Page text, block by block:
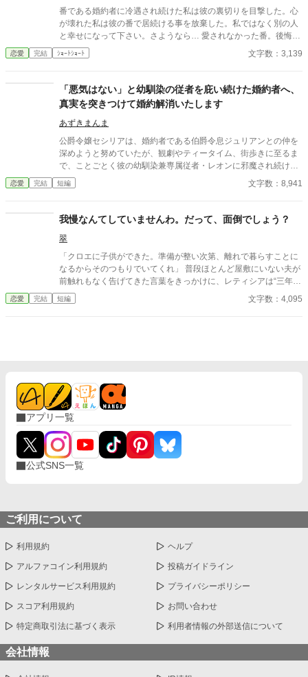
番である婚約者に冷遇され続けた私は彼の裏切りを目撃した。心
が壊れた私は彼の番で居続ける事を放棄した。私ではなく別の人
と幸せになって下さい。さようなら… 愛されなかった番。後悔ざ
まぁ。すれ違いエンド。ゆるゆる設定。 ※沢山のお気に入り＆い
いねをありがとうございます。感謝感謝♡
恋愛 完結 ｼｮｰﾄｼｮｰﾄ 文字数：3,139
「悪気はない」と幼馴染の従者を庇い続けた婚約者へ、
真実を突きつけて婚約解消いたします
あずきまんま
公爵令嬢セシリアは、婚約者である伯爵令息ジュリアンとの仲を
深めようと努めていたが、観劇やティータイム、街歩きに至るま
で、ことごとく彼の幼馴染兼専属従者・レオンに邪魔され続けて
いた。セシリアやその父である公爵が度重なる非礼を注意・抗議
しても、ジュリアンは「悪気はないんだ」「寛容になりなさい」
な対応に堪忍袋の緒が切れたセシリアは、綿密な記録を携え、建
国記念夜会という晴れの舞台で決着をつけることを決意。大勢の
貴族が見守る中、逃げ場のない完璧な証拠とともに婚約解消を突
きつけ、身勝手な二人と身内を庇い続けた伯爵家を社会的な破滅
へと追い込んでいく。
恋愛 完結 短編 文字数：8,941
我慢なんてしていませんわ。だって、面倒でしょう？
翠
「クロエに子供ができた。準備が整い次第、離れで暮らすことに
なるからそのつもりでいてくれ」 普段ほとんど屋敷にいない夫が
前触れもなく告げてきた言葉をきっかけに、レティシアは“三年
間”の契約を終わらせることにした。 赤の他人を屋敷に迎えるこ
とはしない。 不要なものに感情を砕く理由などない。 「だって、
恋愛 完結 短編 文字数：4,095
アプリ一覧
公式SNS一覧
ご利用について
利用規約 ヘルプ
アルファコイン利用規約 投稿ガイドライン
レンタルサービス利用規約 プライバシーポリシー
スコア利用規約 お問い合わせ
特定商取引法に基づく表示 利用者情報の外部送信について
会社情報